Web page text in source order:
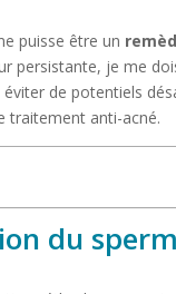
puisse être un
persistante, je me
de potentiels
traitement anti-acné.
du